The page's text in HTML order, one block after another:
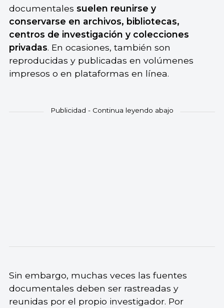
documentales suelen reunirse y
conservarse en archivos, bibliotecas,
centros de investigación y colecciones
privadas. En ocasiones, también son
reproducidas y publicadas en volúmenes
impresos o en plataformas en línea.
Sin embargo, muchas veces las fuentes
documentales deben ser rastreadas y
reunidas por el propio investigador. Por